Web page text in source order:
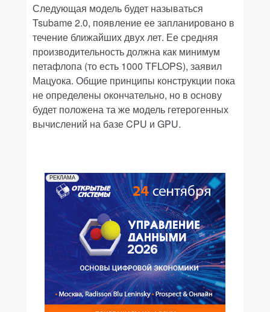
Следующая модель будет называться
Tsubame 2.0, появление ее запланировано в
течение ближайших двух лет. Ее средняя
производительность должна как минимум
петафлопа (то есть 1000 TFLOPS), заявил
Мацуока. Общие принципы конструкции пока
не определены окончательно, но в основу
будет положена та же модель гетерогенных
вычислений на базе CPU и GPU.
РЕКЛАМА